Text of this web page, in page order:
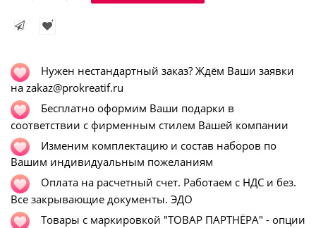
Нужен нестандартный заказ? Ждём Ваши заявки
на zakaz@prokreatif.ru
Бесплатно оформим Ваши подарки в
соответствии с фирменным стилем Вашей компании
Изменим комплектацию и состав наборов по
Вашим индивидуальным пожеланиям
Оплата на расчетный счет. Работаем с НДС и без.
Все закрывающие документы. ЭДО
Товары с маркировкой "ТОВАР ПАРТНЁРА" - опции